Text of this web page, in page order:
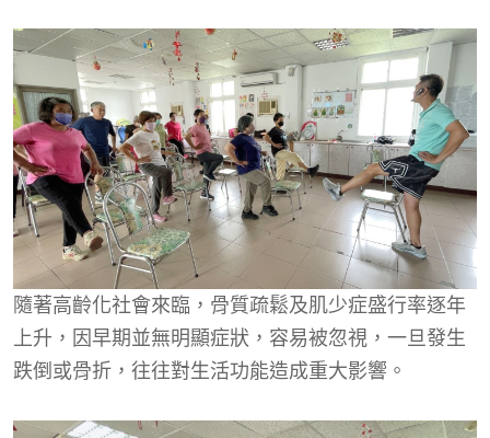
隨著高齡化社會來臨，骨質疏鬆及肌少症盛行率逐年
上升，因早期並無明顯症狀，容易被忽視，一旦發生
跌倒或骨折，往往對生活功能造成重大影響。